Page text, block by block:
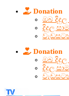
Donation
ඔබ
දිදුල
Donation
ඔබ
දිදුල